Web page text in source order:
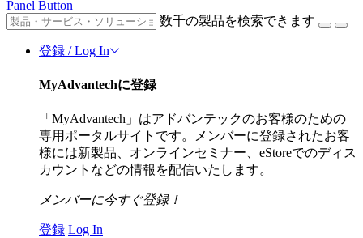
Panel Button
数千の製品を検索できます
登録 / Log In
MyAdvantechに登録
「MyAdvantech」はアドバンテックのお客様のための
専用ポータルサイトです。メンバーに登録されたお客
様には新製品、オンラインセミナー、eStoreでのディス
カウントなどの情報を配信いたします。
メンバーに今すぐ登録！
登録 Log In